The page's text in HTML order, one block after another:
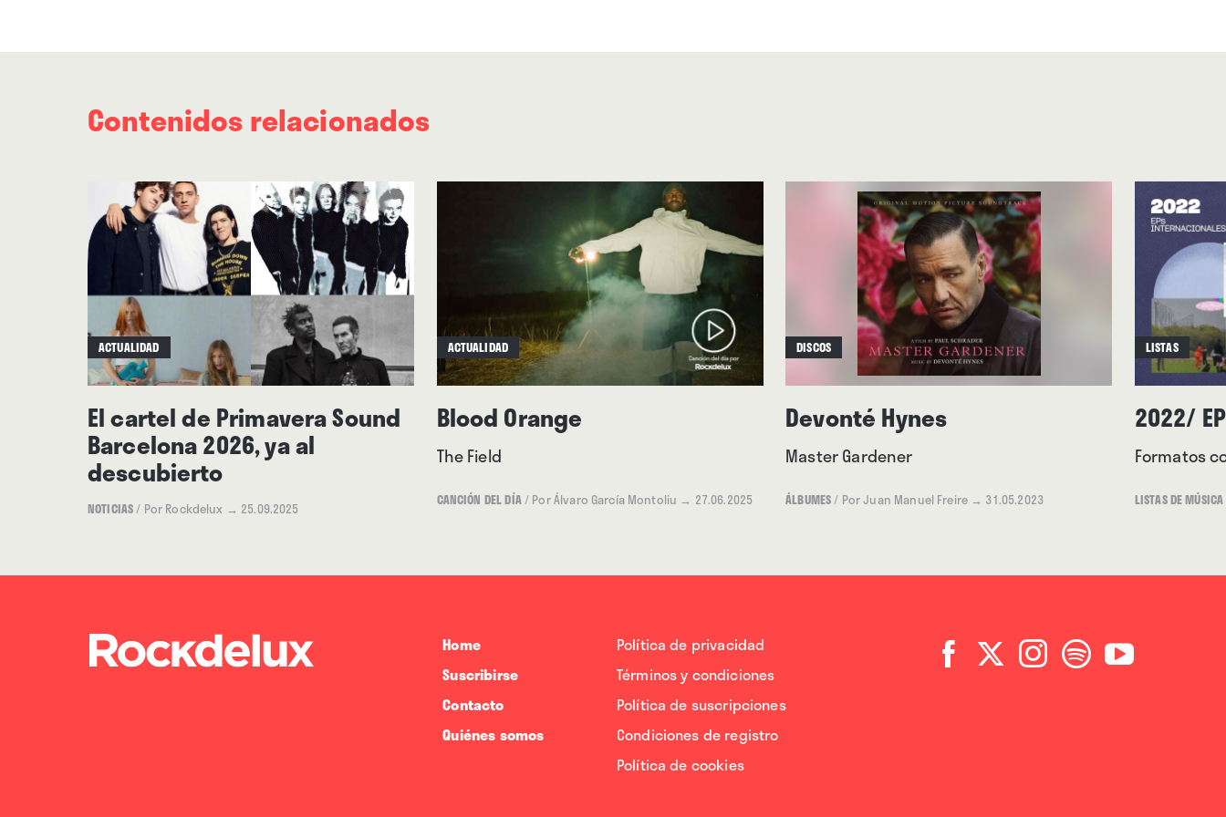
en el que todas las tendencias conviven sin pisarse unas a otras.
Contenidos relacionados
ACTUALIDAD
El cartel de Primavera Sound
Barcelona 2026, ya al
descubierto
NOTICIAS/ Por Rockdelux → 25.09.2025
ACTUALIDAD
Blood Orange
The Field
CANCIÓN DEL DÍA/ Por Álvaro García Montoliu → 27.06.2025
DISCOS
Devonté Hynes
Master Gardener
ÁLBUMES/ Por Juan Manuel Freire → 31.05.2023
LISTAS
2022/
Formatos
LISTAS DE MÚSICA
Home
Suscribirse
Contacto
Quiénes somos
Política de privacidad
Términos y condiciones
Política de suscripciones
Condiciones de registro
Política de cookies